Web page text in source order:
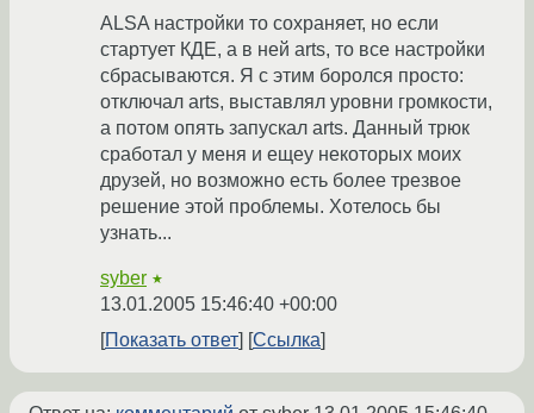
ALSA настройки то сохраняет, но если
стартует КДЕ, а в ней arts, то все настройки
сбрасываются. Я с этим боролся просто:
отключал arts, выставлял уровни громкости,
а потом опять запускал arts. Данный трюк
сработал у меня и ещеу некоторых моих
друзей, но возможно есть более трезвое
решение этой проблемы. Хотелось бы
узнать...
syber ★
13.01.2005 15:46:40 +00:00
Показать ответ
Ссылка